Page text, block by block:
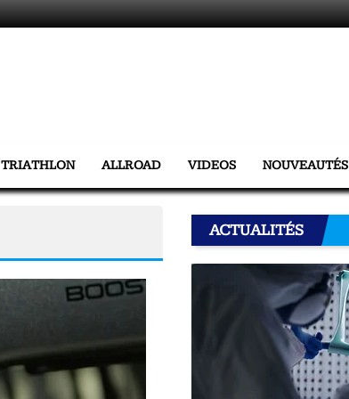
TRIATHLON ALLROAD VIDEOS NOUVEAUTÉS
ACTUALITÉS